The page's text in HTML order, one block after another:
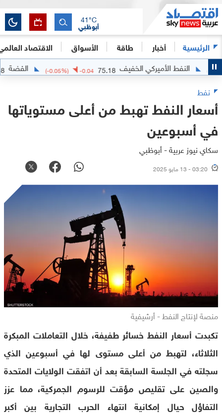
الرئيسية أخبار طاقة الأسواق الاقتصاد
أبوظبي
41°C
النفط الأميركي الخفيف 75.18
-0.04
(-0.05%) الفضة 61.7858
نفط
أسعار النفط تهبط من أعلى مستوياتها
في أسبوعين
سكاي نيوز عربية - أبوظبي
03:20 - 13 مايو 2025
منصة لإنتاج النفط - أرشيفية
تكبدت أسعار النفط خسائر طفيفة، خلال التعاملات المبكرة
الثلاثاء، لتهبط من أعلى مستوى لها في أسبوعين الذي
سجلته في الجلسة السابقة بعد أن اتفقت الولايات المتحدة
والصين على تقليص مؤقت للرسوم الجمركية، مما عزز
التفاؤل حيال إمكانية انتهاء الحرب التجارية بين أكبر